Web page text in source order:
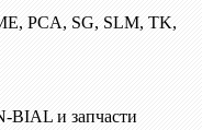
PCA, SG, SLM, TK,
и запчасти